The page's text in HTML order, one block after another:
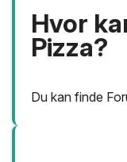
Hvor
Pizza?
Du kan finde